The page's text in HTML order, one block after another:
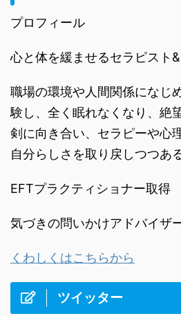
プロフィール
心と体を緩ませるセラピスト
職場の環境や人間関係になじ
験し、全く眠れなくなり、絶
剣に向き合い、セラピーや心
自分らしさを取り戻しつつある
EFTプラクティショナー取得
気づきの問いかけアドバイザ
くわしくはこちらから
ツイッター